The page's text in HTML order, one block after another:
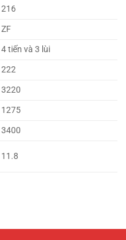
216
ZF
4 tiến và 3 lùi
222
3220
1275
3400
11.8